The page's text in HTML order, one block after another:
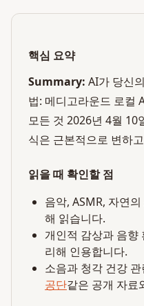
핵심 요약
Summary: AI가 당신
법: 메디고라운드 로컬
모든 것 2026년 4월 10
식은 근본적으로 변하
읽을 때 확인할 점
음악, ASMR, 자연
해 읽습니다.
개인적 감상과 음향
리해 인용합니다.
소음과 청각 건강
공단같은 공개 자료